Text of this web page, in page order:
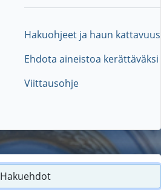
Hakuohjeet ja haun kattavuus
Ehdota aineistoa kerättäväksi
Viittausohje
Hakuehdot